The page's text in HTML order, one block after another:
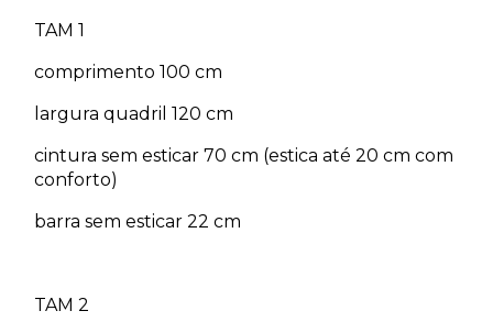
TAM 1
comprimento 100 cm
largura quadril 120 cm
cintura sem esticar 70 cm (estica até 20 cm com
conforto)
barra sem esticar 22 cm
TAM 2